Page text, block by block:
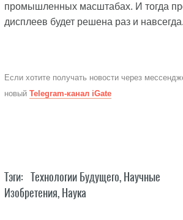
промышленных масштабах. И тогда
дисплеев будет решена раз и навсегда.
Если хотите получать новости через
новый Telegram-канал iGate
Тэги: Технологии Будущего, Научные
Изобретения, Наука